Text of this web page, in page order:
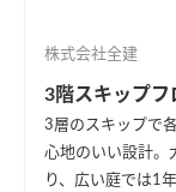
株式会社全建
3階スキップフ
3層のスキップで
心地のいい設計。
り、広い庭では1